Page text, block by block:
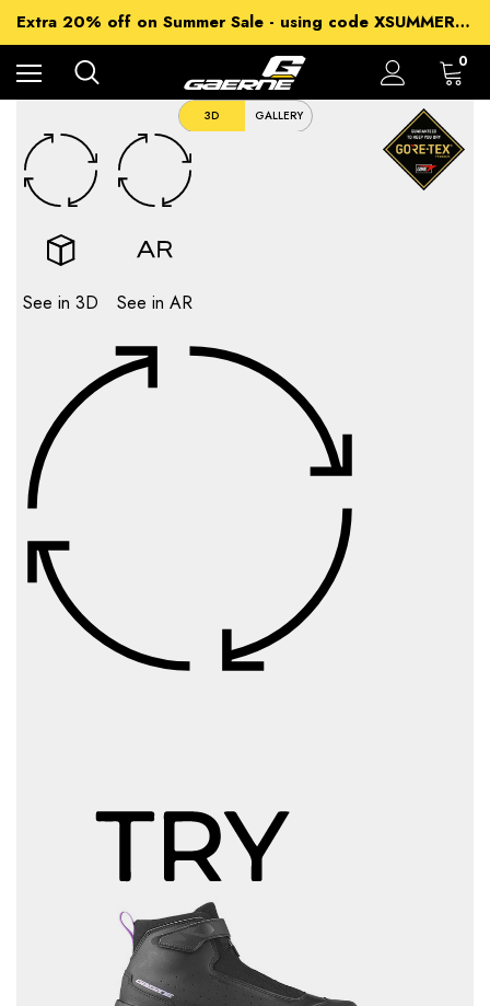
Extra 20% off on Summer Sale - using code XSUMMER2026
Free Shipping on all orders over 99€
15% off Sitewide - using code XSUMMER2026
0
3D GALLERY
See in 3D See in AR